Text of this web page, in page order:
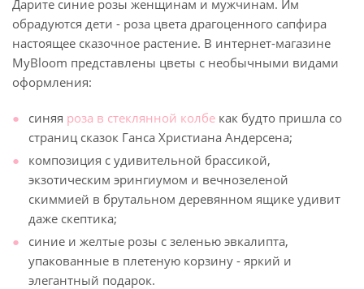
Дарите синие розы женщинам и мужчинам. Им
обрадуются дети - роза цвета драгоценного сапфира
настоящее сказочное растение. В интернет-магазине
MyBloom представлены цветы с необычными видами
оформления:
синяя роза в стеклянной колбе как будто пришла со
страниц сказок Ганса Христиана Андерсена;
композиция с удивительной брассикой,
экзотическим эрингиумом и вечнозеленой
скиммией в брутальном деревянном ящике удивит
даже скептика;
синие и желтые розы с зеленью эвкалипта,
упакованные в плетеную корзину - яркий и
элегантный подарок.